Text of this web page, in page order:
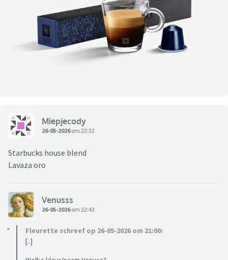
Miepjecody
26-05-2026om 22:32
Starbucks house blend
Lavaza oro
Venusss
26-05-2026om 22:43
Fleurette schreef op 26-05-2026 om 21:00:
[..]